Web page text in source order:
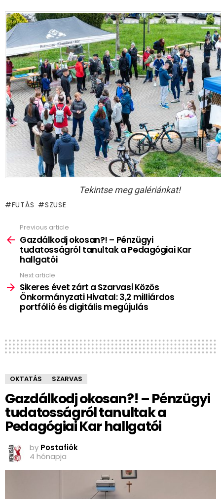
Tekintse meg galériánkat!
FUTÁS SZUSE
more
Previous article
Gazdálkodj okosan?! – Pénzügyi
tudatosságról tanultak a Pedagógiai Kar
hallgatói
Next article
Sikeres évet zárt a Szarvasi Közös
Önkormányzati Hivatal: 3,2 milliárdos
portfólió és digitális megújulás
OKTATÁS SZARVAS
Gazdálkodj okosan?! – Pénzügyi
tudatosságról tanultak a
Pedagógiai Kar hallgatói
by Postafiók
4 hónapja